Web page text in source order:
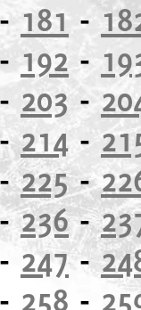
181 -
192 -
203 -
214-
225-
236-
- 247-
- 258 -